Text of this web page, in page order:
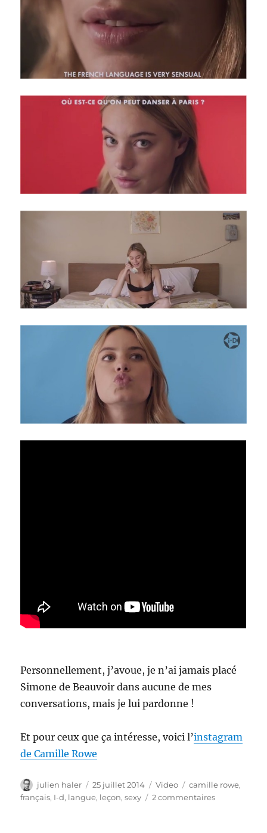
Personnellement, j’avoue, je n’ai jamais placé
Simone de Beauvoir dans aucune de mes
conversations, mais je lui pardonne !
Et pour ceux que ça intéresse, voici l’instagram
de Camille Rowe
Auteur
julien haler
Publié
le
25 juillet 2014 Catégories
Video Étiquettes
camille rowe,
français, I-d, langue, leçon,sexy 2 commentairessur